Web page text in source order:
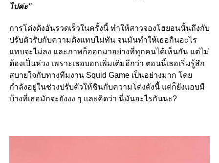
ไปค่ะ”
การโด่งดังอันรวดเร็วในครั้งนี้ ทำให้สาวจองโฮยอนนั้นถึงกับ
ปรับตัวรับกับความดังแทบไม่ทัน จนมันทำให้เธอกินอะไร
แทบจะไม่ลง และภาพก็ออกมาอย่างที่ทุกคนได้เห็นกัน แต่ไม่
ต้องเป็นห่วง เพราะเธอบอกเพิ่มเติมอีกว่า ตอนนี้เธอเริ่มรู้สึก
สบายใจกับทางทีมงาน Squid Game เป็นอย่างมาก โดย
กำลังอยู่ในช่วงปรับตัวให้ชินกับความโด่งดังนี้ แต่ก็ยังแอบมี
บ้างที่เธอมักจะยังงง ๆ และคิดว่า นี่มันอะไรกันนะ?